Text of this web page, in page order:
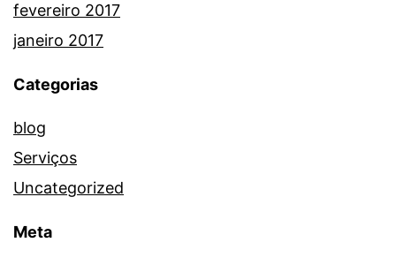
fevereiro 2017
janeiro 2017
Categorias
blog
Serviços
Uncategorized
Meta